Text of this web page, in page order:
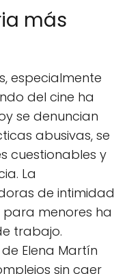
más
especialmente
del cine ha
se denuncian
abusivas, se
cuestionables y
La
de intimidad
menores ha
trabajo.
Elena Martín
sin caer